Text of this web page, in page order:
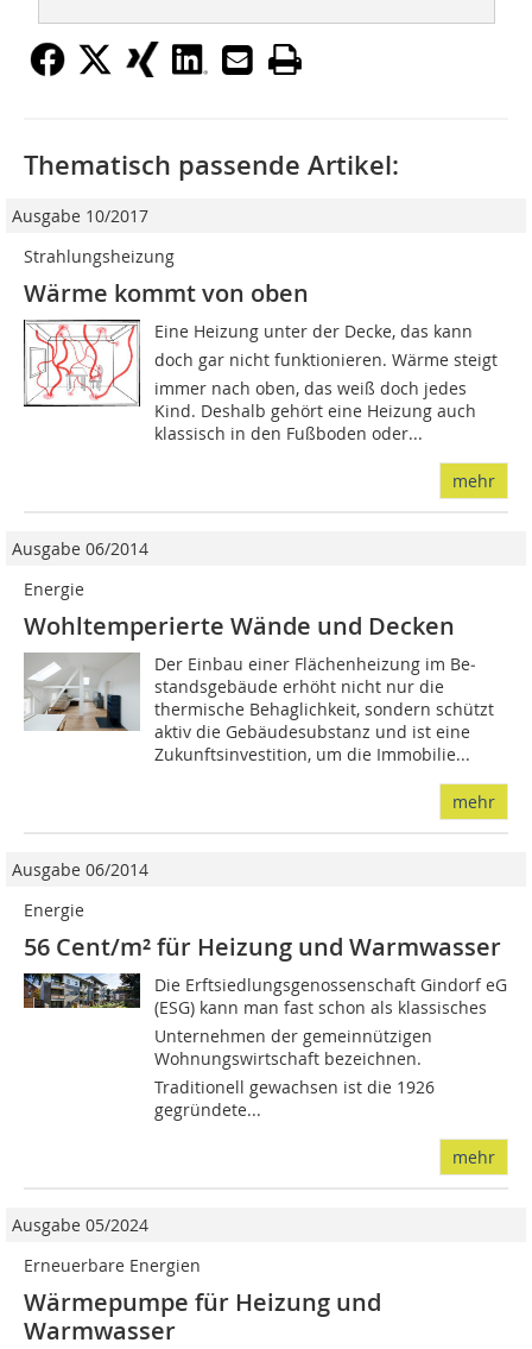
Thematisch passende Artikel:
Ausgabe 10/2017
Strahlungsheizung
Wärme kommt von oben
Eine Heizung unter der Decke, das kann
doch gar nicht funktionieren. Wärme steigt
immer nach oben, das weiß doch jedes
Kind. Deshalb gehört eine Heizung auch
klassisch in den Fußboden oder...
mehr
Ausgabe 06/2014
Energie
Wohltemperierte Wände und Decken
Der Einbau einer Flächenheizung im Be­­
standsgebäude erhöht nicht nur die
thermische Behaglichkeit, sondern schützt
aktiv die Gebäudesubstanz und ist eine
Zukunftsinvestition, um die Immobilie...
mehr
Ausgabe 06/2014
Energie
56 Cent/m² für Heizung und Warmwasser
Die Erftsiedlungsgenossenschaft Gindorf eG
(ESG) kann man fast schon als klassisches
Unternehmen der gemeinnützigen
Wohnungswirtschaft bezeichnen.
Traditionell gewachsen ist die 1926
gegründete...
mehr
Ausgabe 05/2024
Erneuerbare Energien
Wärmepumpe für Heizung und
Warmwasser